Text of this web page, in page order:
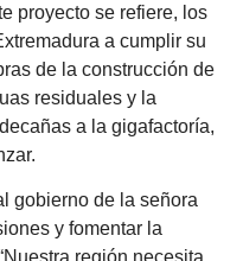
proyecto se refiere, los
a cumplir su
de la construcción de
residuales y la
a la gigafactoría,
gobierno de la señora
y fomentar la
región necesita